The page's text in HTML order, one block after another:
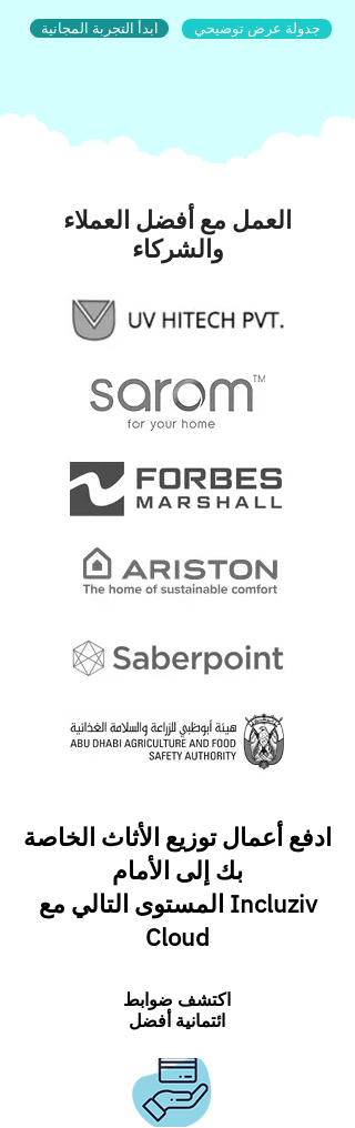
ابدأ التجربة المجانية جدولة عرض توضيحي
العمل مع أفضل العملاء
والشركاء
ادفع أعمال توزيع الأثاث الخاصة
بك إلى الأمام
المستوى التالي مع Incluziv
Cloud
اكتشف ضوابط
ائتمانية أفضل